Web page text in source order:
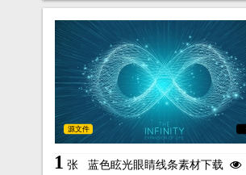
源文件
1 张 蓝色眩光眼睛线条素材下载